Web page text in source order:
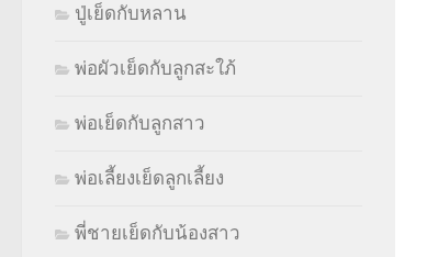
ปู่เย็ดกับหลาน
พ่อผัวเย็ดกับลูกสะใภ้
พ่อเย็ดกับลูกสาว
พ่อเลี้ยงเย็ดลูกเลี้ยง
พี่ชายเย็ดกับน้องสาว